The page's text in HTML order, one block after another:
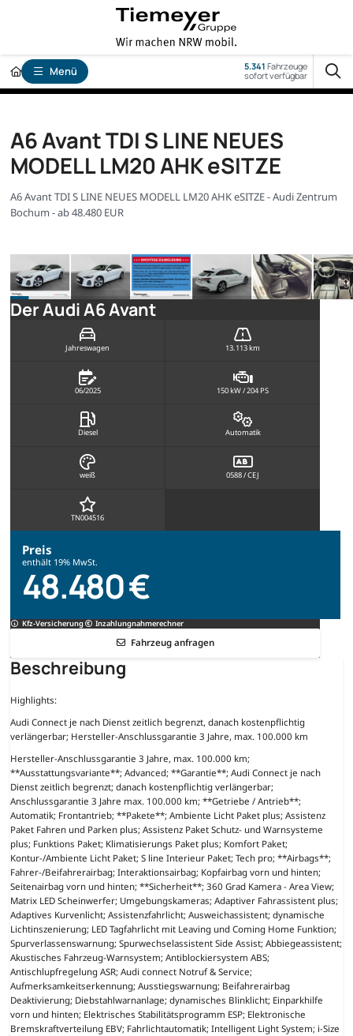
Menü 5.341 Fahrzeuge
sofort verfügbar
A6 Avant TDI S LINE NEUES
MODELL LM20 AHK eSITZE
A6 Avant TDI S LINE NEUES MODELL LM20 AHK eSITZE - Audi Zentrum
Bochum - ab 48.480 EUR
Der Audi A6 Avant
Jahreswagen 13.113 km
06/2025 150 kW / 204 PS
Diesel Automatik
weiß 0588 / CEJ
TN004516
Preis
enthält 19% MwSt.
48.480 €
Kfz-Versicherung Inzahlungnahmerechner
Fahrzeug anfragen
Beschreibung
Highlights:
Audi Connect je nach Dienst zeitlich begrenzt, danach kostenpflichtig
verlängerbar; Hersteller-Anschlussgarantie 3 Jahre, max. 100.000 km
Hersteller-Anschlussgarantie 3 Jahre, max. 100.000 km;
**Ausstattungsvariante**; Advanced; **Garantie**; Audi Connect je nach
Dienst zeitlich begrenzt; danach kostenpflichtig verlängerbar;
Anschlussgarantie 3 Jahre max. 100.000 km; **Getriebe / Antrieb**;
Automatik; Frontantrieb; **Pakete**; Ambiente Licht Paket plus; Assistenz
Paket Fahren und Parken plus; Assistenz Paket Schutz- und Warnsysteme
plus; Funktions Paket; Klimatisierungs Paket plus; Komfort Paket;
Kontur-/Ambiente Licht Paket; S line Interieur Paket; Tech pro; **Airbags**;
Fahrer-/Beifahrerairbag; Interaktionsairbag; Kopfairbag vorn und hinten;
Seitenairbag vorn und hinten; **Sicherheit**; 360 Grad Kamera - Area View;
Matrix LED Scheinwerfer; Umgebungskameras; Adaptiver Fahrassistent plus;
Adaptives Kurvenlicht; Assistenzfahrlicht; Ausweichassistent; dynamische
Lichtinszenierung; LED Tagfahrlicht mit Leaving und Coming Home Funktion;
Spurverlassenswarnung; Spurwechselassistent Side Assist; Abbiegeassistent;
Akustisches Fahrzeug-Warnsystem; Antiblockiersystem ABS;
Antischlupfregelung ASR; Audi connect Notruf & Service;
Aufmerksamkeitserkennung; Ausstiegswarnung; Beifahrerairbag
Deaktivierung; Diebstahlwarnanlage; dynamisches Blinklicht; Einparkhilfe
vorn und hinten; Elektrisches Stabilitätsprogramm ESP; Elektronische
Bremskraftverteilung EBV; Fahrlichtautomatik; Intelligent Light System; i-Size